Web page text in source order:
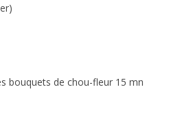
bouquets de chou-fleur 15 mn